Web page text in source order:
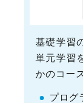
基礎学習
単元学習
かのコー
プログ